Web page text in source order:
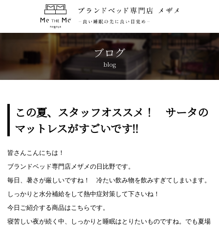
ブログ
blog
この夏、スタッフオススメ！ サータの
マットレスがすごいです‼
皆さんこんにちは！
ブランドベッド専門店メザメの日比野です。
毎日、暑さが厳しいですね！ 冷たい飲み物を飲みすぎてしまいます。
しっかりと水分補給をして熱中症対策して下さいね！
今日ご紹介する商品はこちらです。
寝苦しい夜が続く中、しっかりと睡眠はとりたいものですね。でも夏場
トップページ TOP
CONCEPT
アクセス
キャンペーン
ブログ
おしらせ NEWS